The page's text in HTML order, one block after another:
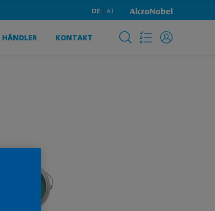
DE AT
HÄNDLER KONTAKT